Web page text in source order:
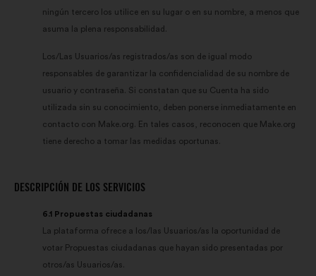
ningún tercero los utilice en su lugar o en su nombre, a menos que
asuma la plena responsabilidad.
Los/Las Usuarios/as registrados/as son de igual modo
responsables de garantizar la confidencialidad de su nombre de
usuario y contraseña. Si constatan que su Cuenta ha sido
utilizada sin su conocimiento, deben ponerse inmediatamente en
contacto con Make.org. En tales casos, reconocen que Make.org
tiene derecho a tomar las medidas oportunas.
DESCRIPCIÓN DE LOS SERVICIOS
6.1 Propuestas ciudadanas
La plataforma ofrece a los/las Usuarios/as la oportunidad de
votar Propuestas ciudadanas que hayan sido presentadas por
otros/as Usuarios/as.